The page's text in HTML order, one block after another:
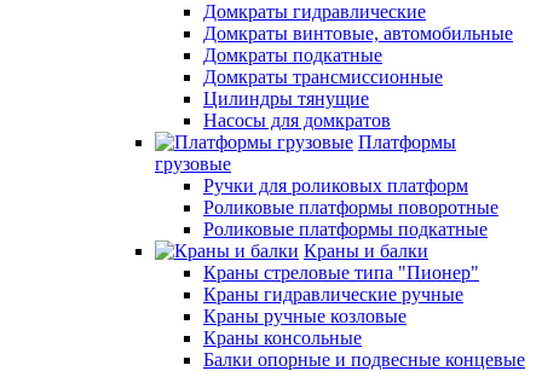
Домкраты гидравлические
Домкраты винтовые, автомобильные
Домкраты подкатные
Домкраты трансмиссионные
Цилиндры тянущие
Насосы для домкратов
Платформы
грузовые
Ручки для роликовых платформ
Роликовые платформы поворотные
Роликовые платформы подкатные
Краны и балки
Краны стреловые типа "Пионер"
Краны гидравлические ручные
Краны ручные козловые
Краны консольные
Балки опорные и подвесные концевые